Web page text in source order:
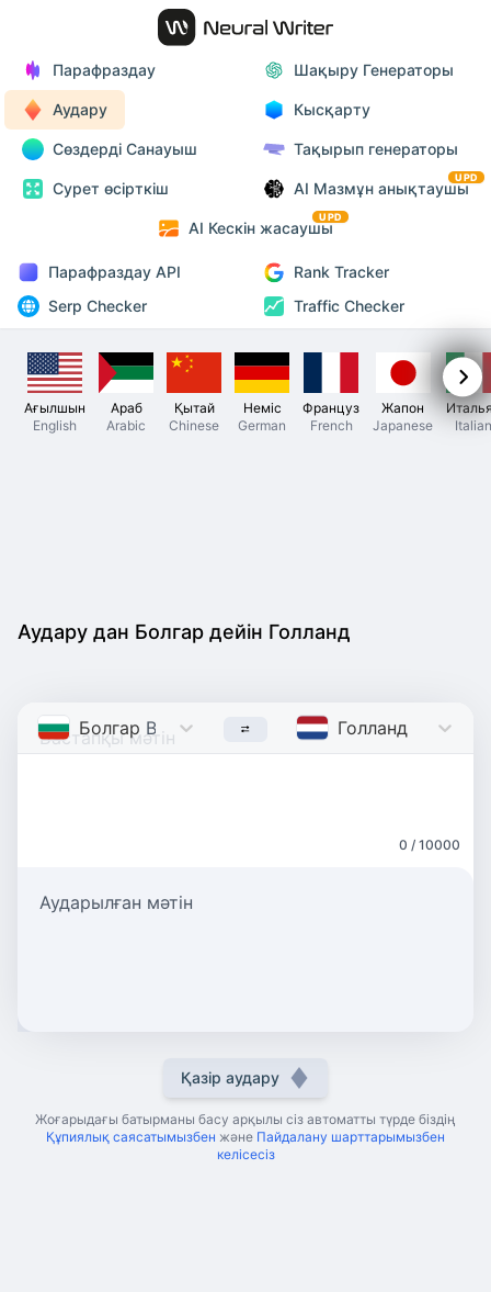
Парафраздау Шақыру Генераторы
Аудару Кысқарту
Сөздерді Санауыш Тақырып генераторы
Сурет өсірткіш AI Мазмұн анықтаушы
UPD
AI Кескін жасаушы
UPD
Парафраздау API
Rank Tracker
Serp Checker
Traffic Checker
Ағылшын
English
Араб
Arabic
Қытай
Chinese
Неміс
German
Француз
French
Жапон
Japanese
Italian
Аудару дан Болгар дейін Голланд
Болгар Bulgarian Голланд Dutch
0 / 10000
Аударылған мәтін
Қазір аудару
Жоғарыдағы батырманы басу арқылы сіз автоматты түрде біздің
Құпиялық саясатымызбен және Пайдалану шарттарымызбен
келісесіз